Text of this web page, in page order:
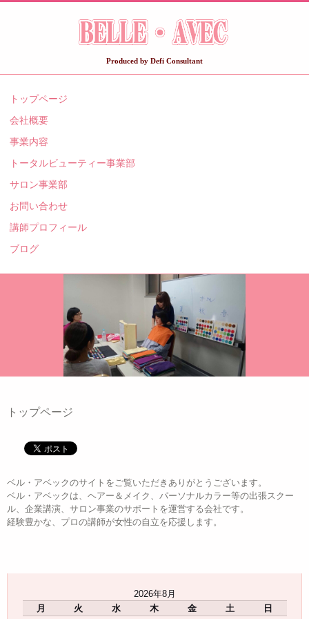
Produced by Defi Consultant
トップページ
会社概要
事業内容
トータルビューティー事業部
サロン事業部
お問い合わせ
講師プロフィール
ブログ
トップページ
ベル・アベックのサイトをご覧いただきありがとうございます。
ベル・アベックは、ヘアー＆メイク、パーソナルカラー等の出張スクー
ル、企業講演、サロン事業のサポートを運営する会社です。
経験豊かな、プロの講師が女性の自立を応援します。
2026年8月
月
火 水 木 金 土
日